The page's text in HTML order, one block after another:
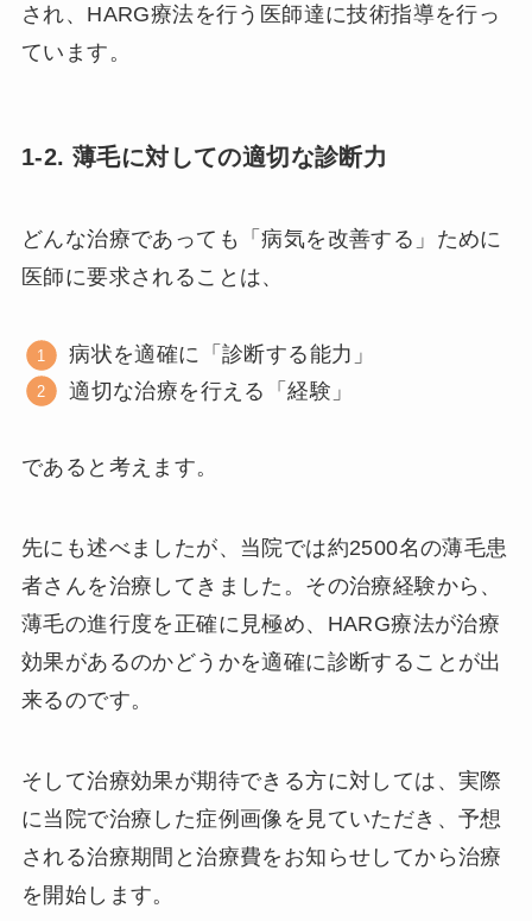
され、HARG療法を行う医師達に技術指導を行っ
ています。
1-2. 薄毛に対しての適切な診断力
どんな治療であっても「病気を改善する」ために
医師に要求されることは、
病状を適確に「診断する能力」
適切な治療を行える「経験」
であると考えます。
先にも述べましたが、当院では約2500名の薄毛患
者さんを治療してきました。その治療経験から、
薄毛の進行度を正確に見極め、HARG療法が治療
効果があるのかどうかを適確に診断することが出
来るのです。
そして治療効果が期待できる方に対しては、実際
に当院で治療した症例画像を見ていただき、予想
される治療期間と治療費をお知らせしてから治療
を開始します。